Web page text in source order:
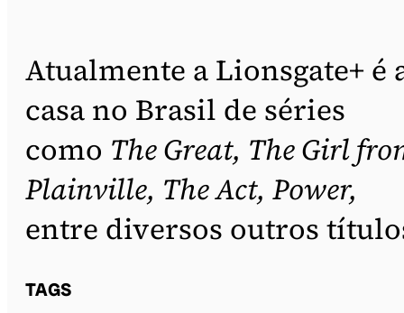
Atualmente a Lionsgate+ é
casa no Brasil de séries
como The Great, The Girl
Plainville, The Act, Power,
entre diversos outros
TAGS